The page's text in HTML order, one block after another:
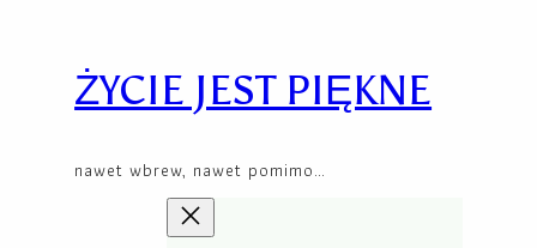
contentŻYCIE JEST PIĘKNE
nawet wbrew, nawet pomimo…